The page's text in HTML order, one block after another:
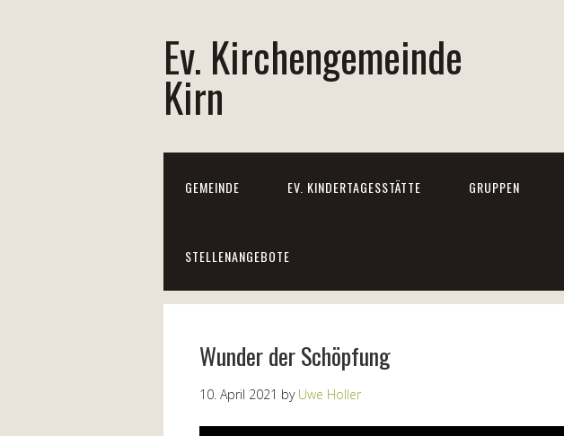
Ev. Kirchengemeinde
Kirn
GEMEINDE EV. KINDERTAGESSTÄTTE GRUPPEN
STELLENANGEBOTE
Wunder der Schöpfung
10. April 2021 by Uwe Holler